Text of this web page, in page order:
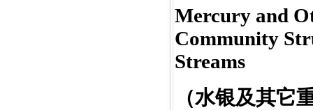
Mercury and
Community
Streams
（水银及其它